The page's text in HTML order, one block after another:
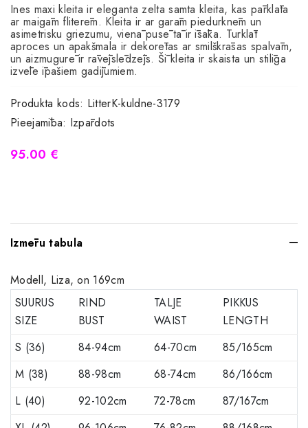
Ines maxi kleita ir eleganta zelta samta kleita, kas pārklāta
ar maigām fliterēm. Kleita ir ar garām piedurknēm un
asimetrisku griezumu, vienā pusē tā ir īsāka. Turklāt
aproces un apakšmala ir dekorētas ar smilškrāsas spalvām,
un aizmugurē ir rāvējslēdzējs. Šī kleita ir skaista un stilīga
izvēle īpašiem gadījumiem.
Produkta kods: LitterK-kuldne-3179
Pieejamība: Izpārdots
95.00 €
Izmēru tabula
Modell, Liza, on 169cm
SUURUS
SIZE
RIND
BUST
TALJE
WAIST
PIKKUS
LENGTH
S (36)
84-94cm 64-70cm
85/165cm
M (38)
88-98cm 68-74cm
86/166cm
L (40)
92-102cm 72-78cm
87/167cm